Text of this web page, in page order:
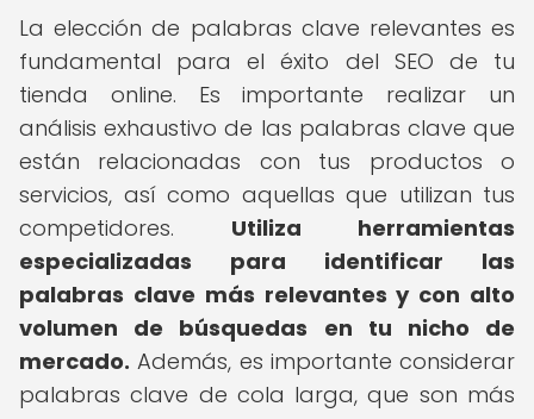
La elección de palabras clave relevantes es
fundamental para el éxito del SEO de tu
tienda online. Es importante realizar un
análisis exhaustivo de las palabras clave que
están relacionadas con tus productos o
servicios, así como aquellas que utilizan tus
competidores. Utiliza herramientas
especializadas para identificar las
palabras clave más relevantes y con alto
volumen de búsquedas en tu nicho de
mercado. Además, es importante considerar
palabras clave de cola larga, que son más